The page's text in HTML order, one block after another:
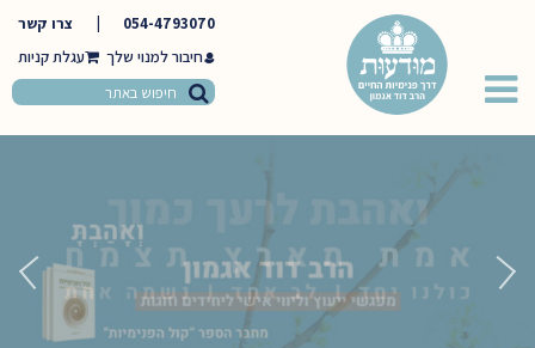
054-4793070
צרו קשר
חיבור למנוי שלך